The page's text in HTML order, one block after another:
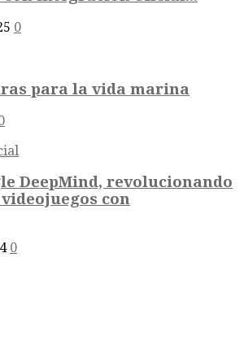
0
para la vida marina
DeepMind, revolucionando
con
0